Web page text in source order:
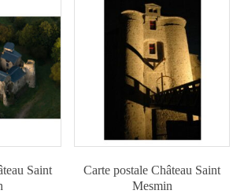
Saint
Carte postale Château Saint
Mesmin